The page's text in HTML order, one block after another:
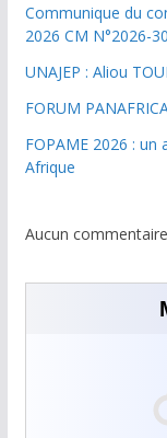
Communique du
2026 CM N°2026-
UNAJEP : Aliou
FORUM
FOPAME 2026 :
Afrique
Aucun